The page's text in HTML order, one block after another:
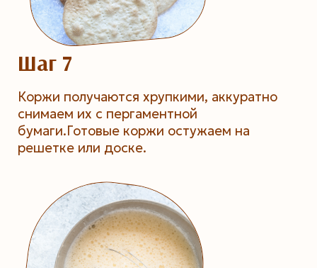
Шаг 7
Коржи получаются хрупкими, аккуратно
снимаем их с пергаментной
бумаги.Готовые коржи остужаем на
решетке или доске.